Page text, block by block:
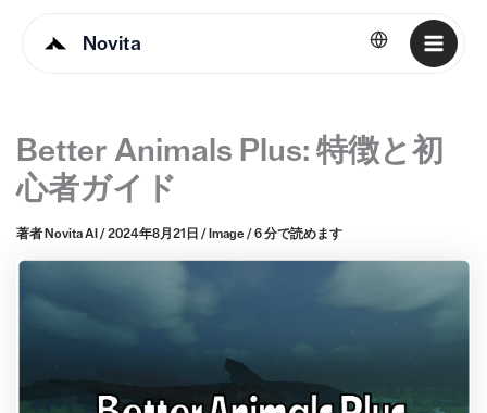
Novita 日本語
Better Animals Plus: 特徴と初
心者ガイド
著者 Novita AI / 2024年8月21日 / Image / 6 分で読めます